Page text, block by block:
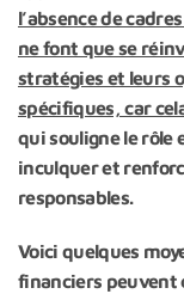
l’absence de
ne font que se
stratégies et leurs
spécifiques, car
qui souligne le rôle
inculquer et
responsables.
Voici quelques
financiers peuvent